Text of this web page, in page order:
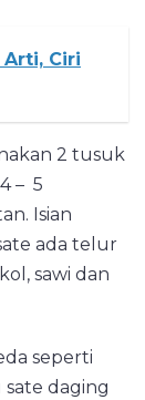
Ciri
2 tusuk
– 5
Isian
ada telur
sawi dan
seperti
daging